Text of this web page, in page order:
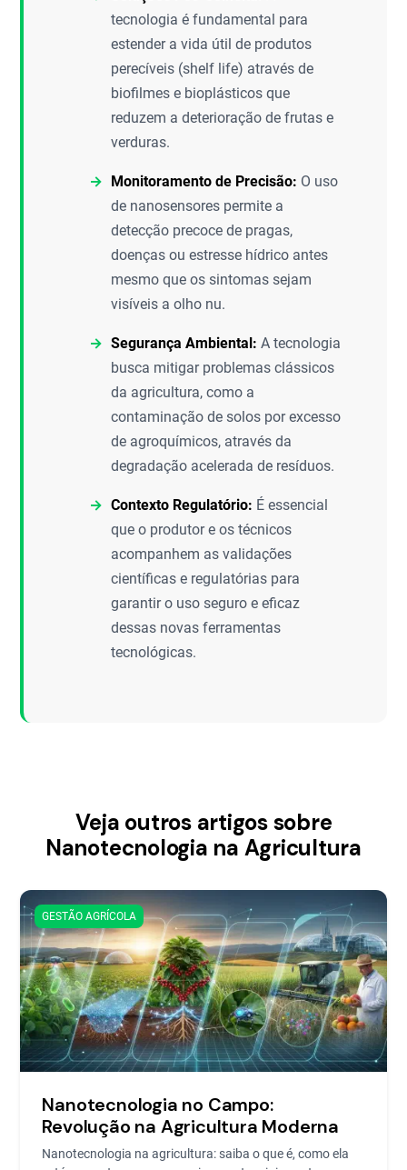
tecnologia é fundamental para
estender a vida útil de produtos
perecíveis (shelf life) através de
biofilmes e bioplásticos que
reduzem a deterioração de frutas e
verduras.
Monitoramento de Precisão: O uso
de nanosensores permite a
detecção precoce de pragas,
doenças ou estresse hídrico antes
mesmo que os sintomas sejam
visíveis a olho nu.
Segurança Ambiental: A tecnologia
busca mitigar problemas clássicos
da agricultura, como a
contaminação de solos por excesso
de agroquímicos, através da
degradação acelerada de resíduos.
Contexto Regulatório: É essencial
que o produtor e os técnicos
acompanhem as validações
científicas e regulatórias para
garantir o uso seguro e eficaz
dessas novas ferramentas
tecnológicas.
Veja outros artigos sobre
Nanotecnologia na Agricultura
GESTÃO AGRÍCOLA
Nanotecnologia no Campo:
Revolução na Agricultura Moderna
Nanotecnologia na agricultura: saiba o que é, como ela